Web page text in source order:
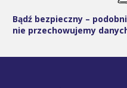
Bądź bezpieczny –
nie przechowujemy